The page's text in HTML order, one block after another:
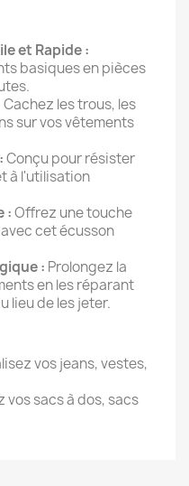
et Rapide :
basiques en pièces
Cachez les trous, les
sur vos vêtements
Conçu pour résister
à l'utilisation
:Offrez une touche
cet écusson
: Prolongez la
en les réparant
lieu de les jeter.
vos jeans, vestes,
vos sacs à dos, sacs